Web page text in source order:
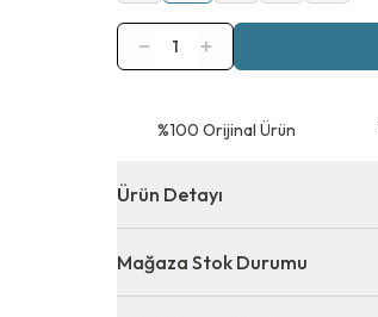
1
⁠%100 Orijinal Ürün
Ürün Detayı
Mağaza Stok Durumu